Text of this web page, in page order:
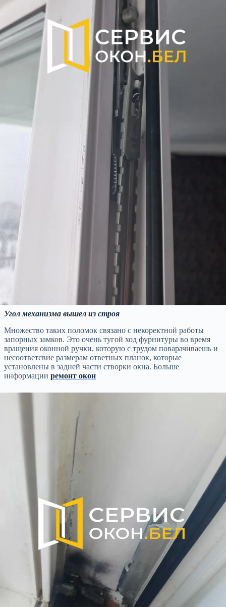
Угол механизма вышел из строя
Множество таких поломок связано с некоректной работы
запорных замков. Это очень тугой ход фурнитуры во время
вращения оконной ручки, которую с трудом поварачиваешь и
несоответсвие размерам ответных планок, которые
установлены в задней части створки окна. Больше
информации ремонт окон